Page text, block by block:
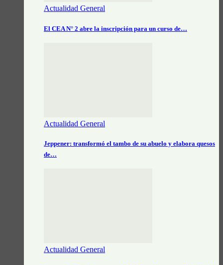
Actualidad General
El CEA N° 2 abre la inscripción para un curso de…
Actualidad General
Jeppener: transformó el tambo de su abuelo y elabora quesos
de…
Actualidad General